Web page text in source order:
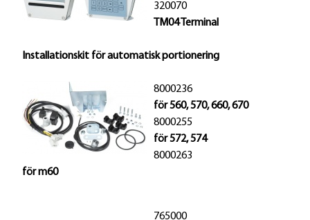
320070
TM04 Terminal
Installationskit för automatisk portionering
8000236
för 560, 570, 660, 670
8000255
för 572, 574
8000263
för m60
765000